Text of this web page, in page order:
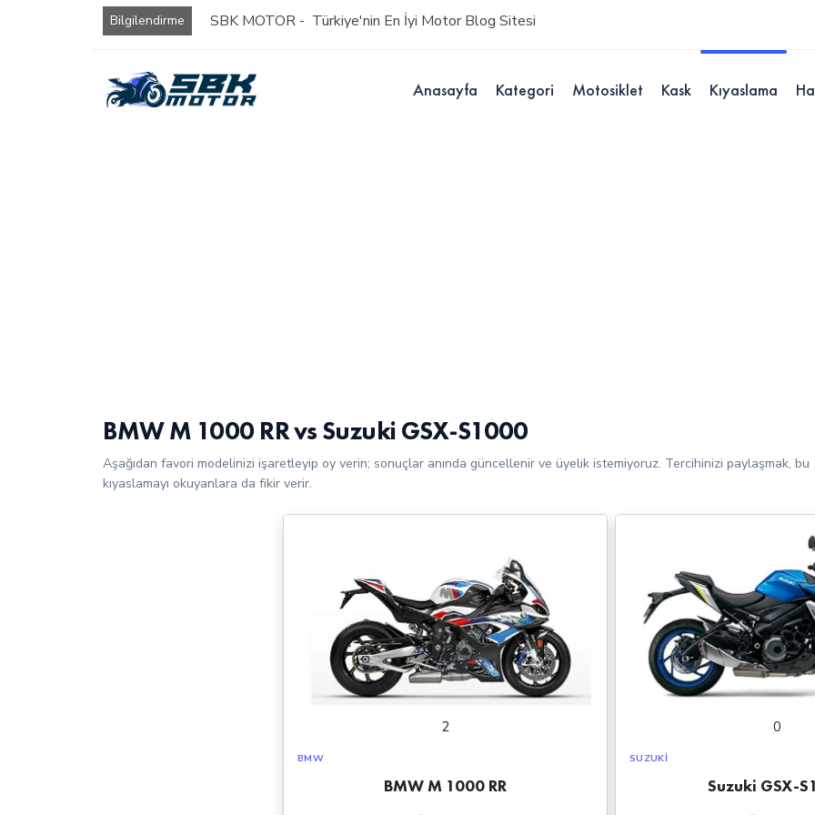
Bilgilendirme SBK MOTOR - Türkiye'nin En İyi Motor Blog Sitesi
Anasayfa Kategori Motosiklet Kask Kıyaslama
BMW M 1000 RR vs Suzuki GSX-S1000
Aşağıdan favori modelinizi işaretleyip oy verin; sonuçlar anında güncellenir ve üyelik istemiyoruz. Tercihinizi paylaşmak, bu
kıyaslamayı okuyanlara da fikir verir.
2
BMW
BMW M 1000 RR
0
SUZUKI
Suzuki GSX-